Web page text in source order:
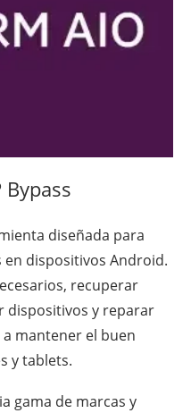
diseñada para
dispositivos Android.
recuperar
dispositivos y reparar
mantener el buen
y tablets.
gama de marcas y